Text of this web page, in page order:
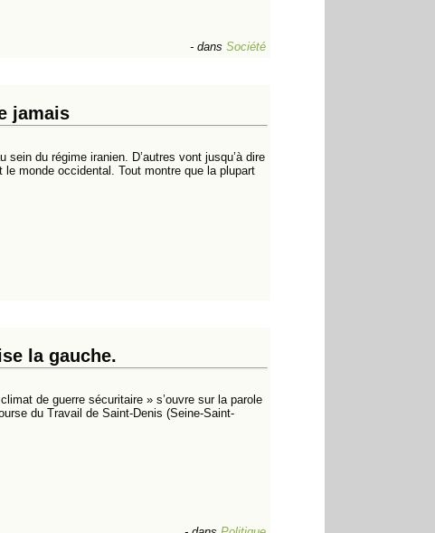
- dans Société
jamais
du régime iranien. D’autres vont jusqu’à dire
le monde occidental. Tout montre que la plupart
la gauche.
de guerre sécuritaire » s’ouvre sur la parole
du Travail de Saint-Denis (Seine-Saint-